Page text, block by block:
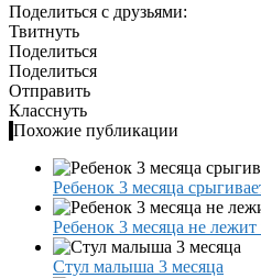
Поделиться с друзьями:
Твитнуть
Поделиться
Поделиться
Отправить
Класснуть
Похожие публикации
Ребенок 3 месяца
Ребенок 3 месяца не лежит
Стул малыша 3 месяца